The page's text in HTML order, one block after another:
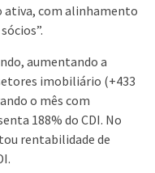
ativa, com alinhamento
aumentando a
imobiliário (+433
o mês com
188% do CDI. No
rentabilidade de